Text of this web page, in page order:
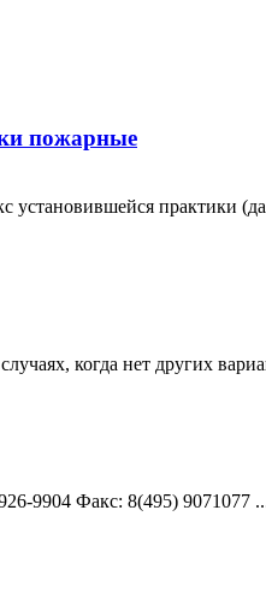
пожарные
практики
когда нет других
9904 Факс: 8(495) 9071077